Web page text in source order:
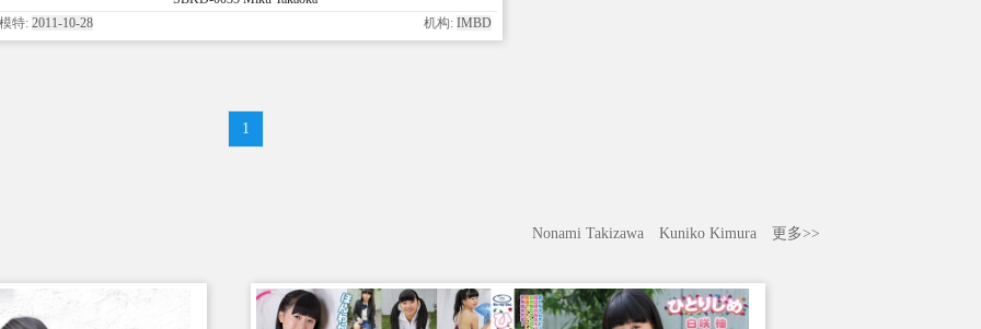
模特: 2011-10-28 机构: IMBD
1
Nonami Takizawa Kuniko Kimura 更多>>